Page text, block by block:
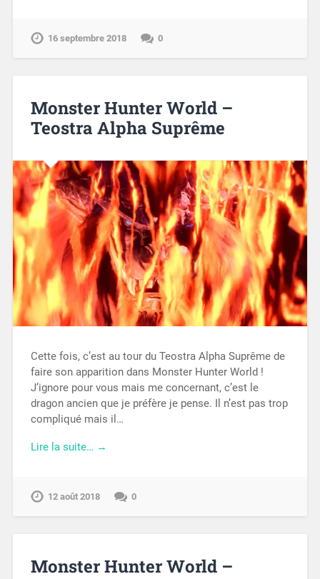
16 septembre 2018 0
Monster Hunter World –
Teostra Alpha Suprême
Cette fois, c’est au tour du Teostra Alpha Suprême de
faire son apparition dans Monster Hunter World !
J’ignore pour vous mais me concernant, c’est le
dragon ancien que je préfère je pense. Il n’est pas trop
compliqué mais il…
Lire la suite… →
12 août 2018 0
Monster Hunter World –